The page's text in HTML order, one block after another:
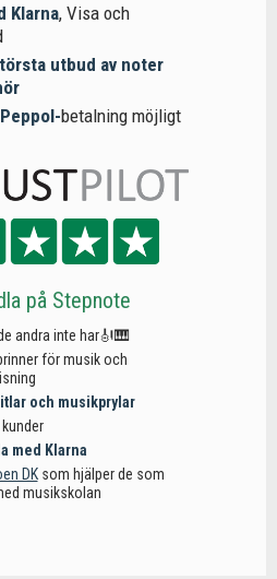
Klarna, Visa och
utbud av noter
betalning möjligt
på Stepnote
andra inte har🎻🎹
för musik och
och musikprylar
med Klarna
DKsom hjälper de som
musikskolan